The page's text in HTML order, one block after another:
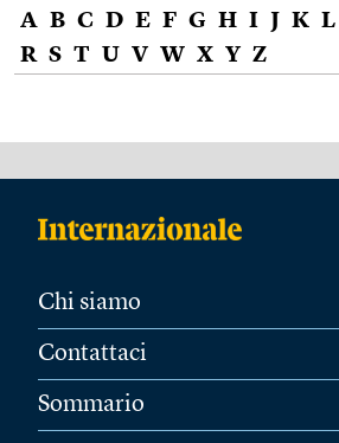
A B C D E F G H I J K L
R S T U V W X Y Z
Chi siamo
Contattaci
Sommario